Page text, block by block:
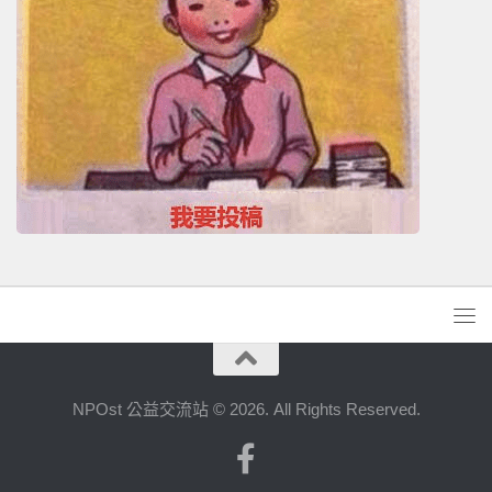
NPOst 公益交流站 © 2026. All Rights Reserved.